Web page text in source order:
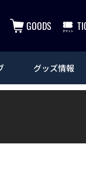
GOODS
グッズ情報